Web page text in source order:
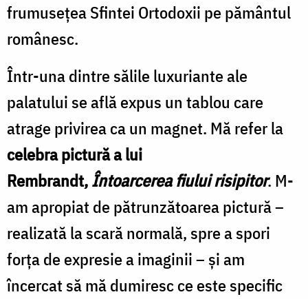
frumusețea Sfintei Ortodoxii pe pământul
românesc.
Într-una dintre sălile luxuriante ale
palatului se află expus un tablou care
atrage privirea ca un magnet. Mă refer la
celebra pictură a lui
Rembrandt,Întoarcerea fiului risipitor. M-
am apropiat de pătrunzătoarea pictură –
realizată la scară normală, spre a spori
forța de expresie a imaginii – și am
încercat să mă dumiresc ce este specific